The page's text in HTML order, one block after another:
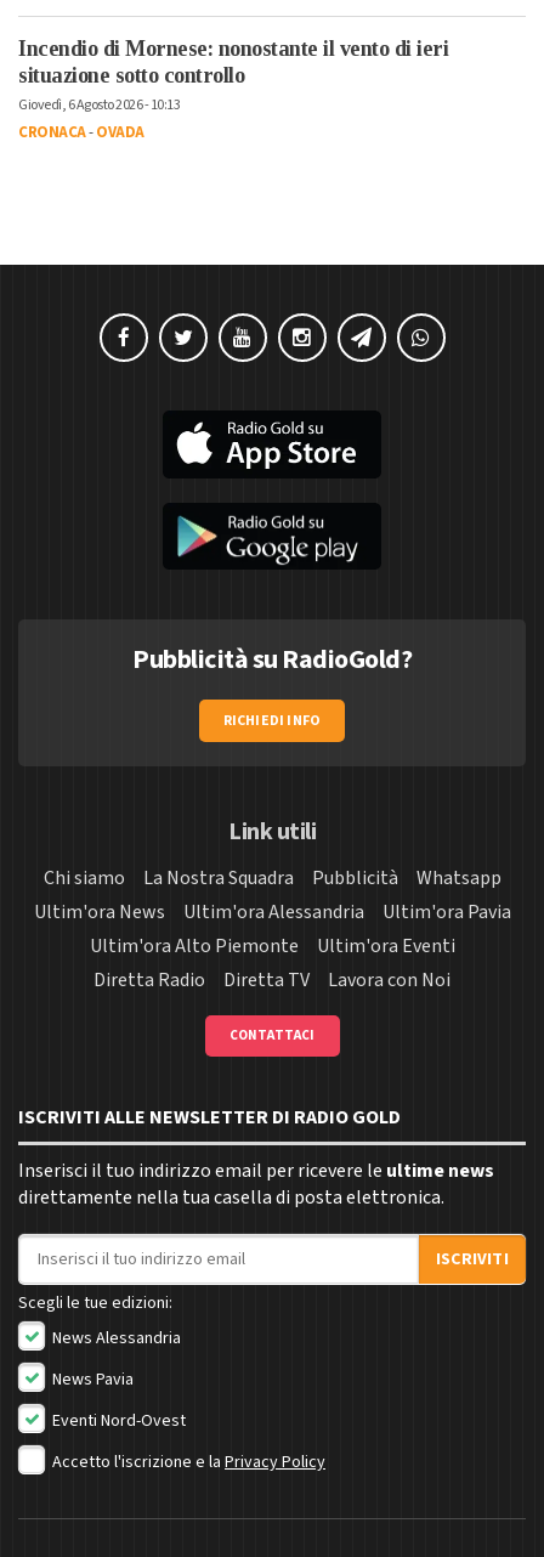
Incendio di Mornese: nonostante il vento di ieri
situazione sotto controllo
Giovedì, 6 Agosto 2026 - 10:13
CRONACA-OVADA
Pubblicità su RadioGold?
RICHIEDI INFO
Link utili
Chi siamo La Nostra Squadra Pubblicità
Whatsapp
Ultim'ora News
Ultim'ora Alessandria
Ultim'ora Pavia
Ultim'ora Alto Piemonte
Ultim'ora Eventi
Diretta Radio
Diretta TV Lavora con Noi
CONTATTACI
ISCRIVITI ALLE NEWSLETTER DI RADIO GOLD
Inserisci il tuo indirizzo email per ricevere le ultime news
direttamente nella tua casella di posta elettronica.
Indirizzo email
ISCRIVITI
Scegli le tue edizioni:
News Alessandria
News Pavia
Eventi Nord-Ovest
Accetto l'iscrizione e la Privacy Policy